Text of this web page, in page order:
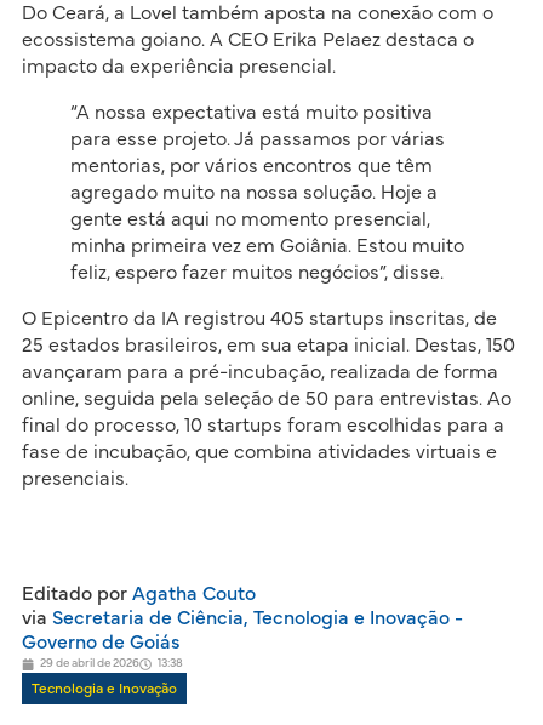
Do Ceará, a Lovel também aposta na conexão com o
ecossistema goiano. A CEO Erika Pelaez destaca o
impacto da experiência presencial.
“A nossa expectativa está muito positiva
para esse projeto. Já passamos por várias
mentorias, por vários encontros que têm
agregado muito na nossa solução. Hoje a
gente está aqui no momento presencial,
minha primeira vez em Goiânia. Estou muito
feliz, espero fazer muitos negócios”, disse.
O Epicentro da IA registrou 405 startups inscritas, de
25 estados brasileiros, em sua etapa inicial. Destas, 150
avançaram para a pré-incubação, realizada de forma
online, seguida pela seleção de 50 para entrevistas. Ao
final do processo, 10 startups foram escolhidas para a
fase de incubação, que combina atividades virtuais e
presenciais.
Editado porAgatha Couto
via Secretaria de Ciência, Tecnologia e Inovação -
Governo de Goiás
29 de abril de 2026 13:38
Tecnologia e Inovação